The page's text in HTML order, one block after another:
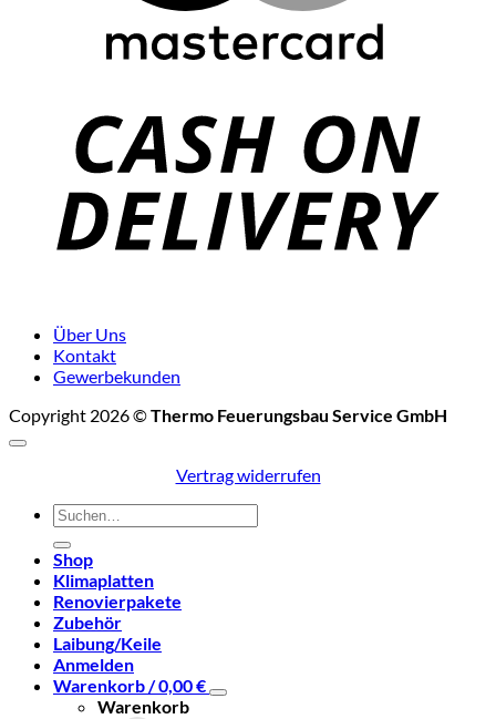
Über Uns
Kontakt
Gewerbekunden
Copyright 2026 ©Thermo Feuerungsbau Service GmbH
Vertrag widerrufen
Suchen
nach:
Shop
Klimaplatten
Renovierpakete
Zubehör
Laibung/Keile
Anmelden
Warenkorb /0,00€
Warenkorb